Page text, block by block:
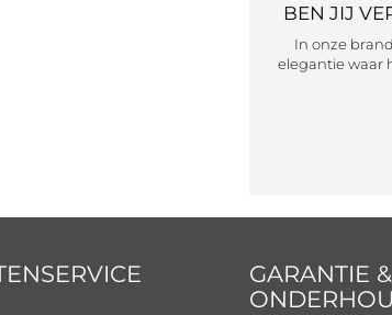
BEN JIJ
In onze
elegantie waar
GARANTIE &